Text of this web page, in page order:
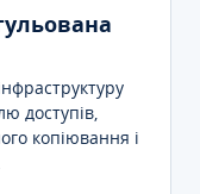
доступів,
копіювання і